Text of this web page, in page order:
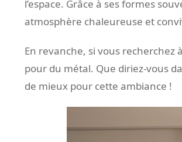
l’espace. Grâce à ses formes
atmosphère chaleureuse et
En revanche, si vous
pour du métal. Que diriez-vous
de mieux pour cette ambiance !